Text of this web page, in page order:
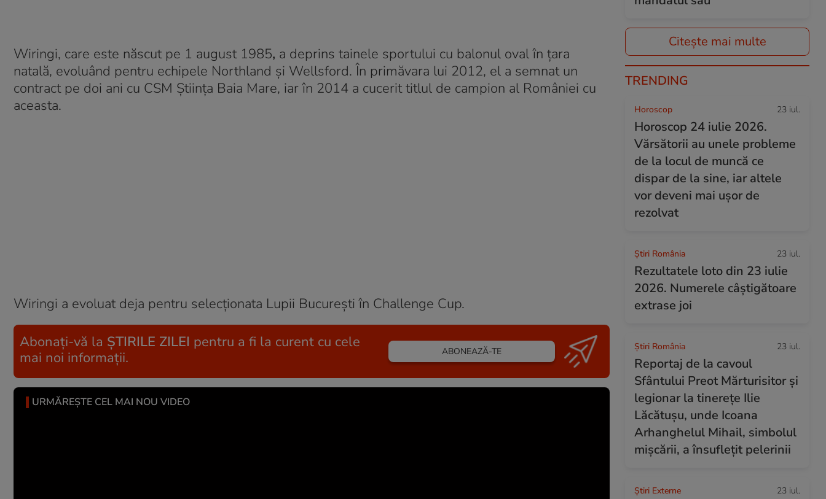
Wiringi, care este născut pe 1 august 1985, a deprins tainele sportului cu balonul oval în ţara
natală, evoluând pentru echipele Northland și Wellsford. În primăvara lui 2012, el a semnat un
contract pe doi ani cu CSM Ştiinţa Baia Mare, iar în 2014 a cucerit titlul de campion al României cu
aceasta.
Wiringi a evoluat deja pentru selecţionata Lupii Bucureşti în Challenge Cup.
Abonați-vă la ȘTIRILE ZILEI pentru a fi la curent cu cele
mai noi informații.
ABONEAZĂ-TE
URMĂREȘTE CEL MAI NOU VIDEO
Citește mai multe
TRENDING
Horoscop 23 iul.
Horoscop 24 iulie 2026.
Vărsătorii au unele probleme
de la locul de muncă ce
dispar de la sine, iar altele
vor deveni mai ușor de
rezolvat
Știri România 23 iul.
Rezultatele loto din 23 iulie
2026. Numerele câștigătoare
extrase joi
Știri România 23 iul.
Reportaj de la cavoul
Sfântului Preot Mărturisitor și
legionar la tinerețe Ilie
Lăcătușu, unde Icoana
Arhanghelul Mihail, simbolul
mișcării, a însuflețit pelerinii
Știri Externe 23 iul.